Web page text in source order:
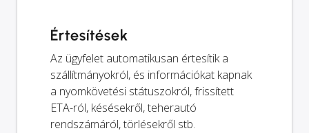
Értesítések
Az ügyfelet automatikusan értesítik a
szállítmányokról, és információkat kapnak
a nyomkövetési státuszokról, frissített
ETA-ról, késésekről, teherautó
rendszámáról, törlésekről stb.